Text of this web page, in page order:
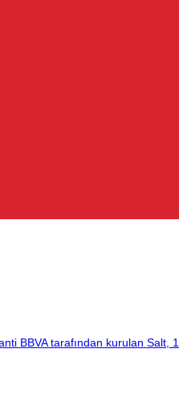
BBVA tarafından kurulan Salt,